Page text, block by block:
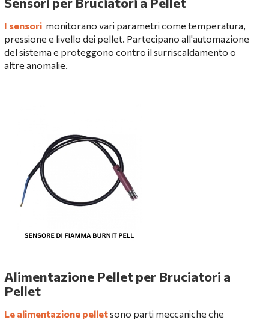
I sensori monitorano vari parametri come temperatura,
pressione e livello dei pellet. Partecipano all'automazione
del sistema e proteggono contro il surriscaldamento o
altre anomalie.
Alimentazione Pellet per Bruciatori a
Pellet
Le alimentazione pelletsono parti meccaniche che